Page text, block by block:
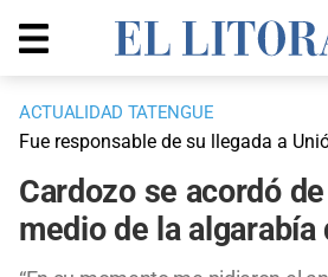
ACTUALIDAD TATENGUE
Fue responsable de su llegada a
Cardozo se acordó
medio de la